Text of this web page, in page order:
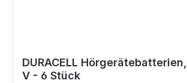
DURACELL
V - 6 Stück